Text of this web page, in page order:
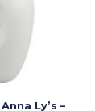
Ly’s –